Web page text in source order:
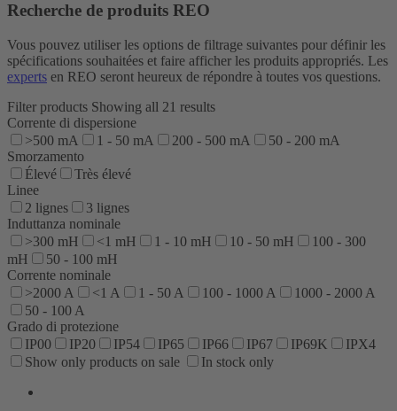
Recherche de produits REO
Vous pouvez utiliser les options de filtrage suivantes pour définir les
spécifications souhaitées et faire afficher les produits appropriés. Les
experts en REO seront heureux de répondre à toutes vos questions.
Filter products Showing all 21 results
Corrente di dispersione
>500 mA
1 - 50 mA 200 - 500 mA
50 - 200 mA
Smorzamento
Élevé
Très élevé
Linee
2 lignes
3 lignes
Induttanza nominale
>300 mH
<1 mH 1 - 10 mH 10 - 50 mH
100 - 300
mH
50 - 100 mH
Corrente nominale
>2000 A
<1 A 1 - 50 A 100 - 1000 A
1000 - 2000 A
50 - 100 A
Grado di protezione
IP00
IP20 IP54 IP65 IP66 IP67 IP69K
IPX4
Show only products on sale
In stock only